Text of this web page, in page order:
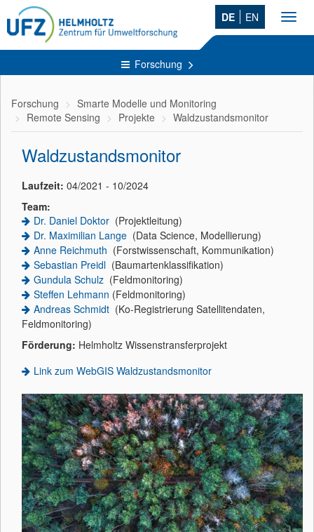
DE EN
Forschung
Forschung
Smarte Modelle und Monitoring
Remote Sensing
Projekte Waldzustandsmonitor
Waldzustandsmonitor
Laufzeit: 04/2021 - 10/2024
Team:
Dr. Daniel Doktor (Projektleitung)
Dr. Maximilian Lange (Data Science, Modellierung)
Anne Reichmuth (Forstwissenschaft, Kommunikation)
Sebastian Preidl (Baumartenklassifikation)
Gundula Schulz (Feldmonitoring)
Steffen Lehmann (Feldmonitoring)
Andreas Schmidt (Ko-Registrierung Satellitendaten,
Feldmonitoring)
Förderung: Helmholtz Wissenstransferprojekt
Link zum WebGIS Waldzustandsmonitor